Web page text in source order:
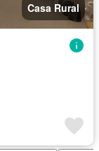
Casa Rural